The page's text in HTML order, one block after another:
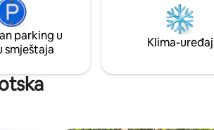
u
vjeran
sjedište Arthurs, škotski
grad, dok se u pozadini pruža
Regent Road i Calton Hill.
parking u
smještaja
Klima-uređaj